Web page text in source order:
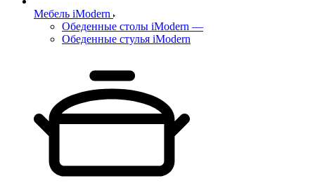
Мебель iModern
Обеденные столы iModern —
Обеденные стулья iModern